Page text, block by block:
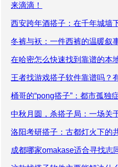
来滴滴！
西安跨年酒搭子：在千年城墙
冬裤与袄：一件西裤的温暖叙
在哈密怎么快速找到靠谱的本
王者找游戏搭子软件靠谱吗？
桶哥的“pong搭子”：都市孤独
中秋月圆，杀搭子局：一场关
洛阳考研搭子：古都灯火下的
成都哪家omakase适合寻找志